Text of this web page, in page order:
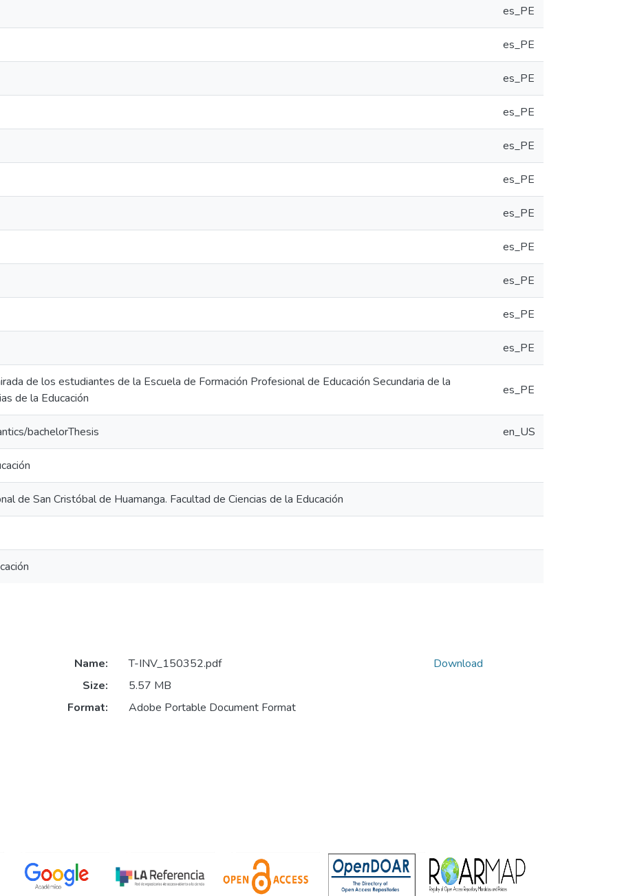
es_PE
es_PE
es_PE
es_PE
es_PE
es_PE
es_PE
es_PE
es_PE
es_PE
es_PE
de los estudiantes de la Escuela de Formación Profesional de Educación Secundaria de la
de la Educación
es_PE
bachelorThesis en_US
de San Cristóbal de Huamanga. Facultad de Ciencias de la Educación
Name:
T-INV_150352.pdf
Size:
5.57 MB
Format:
Adobe Portable Document Format
Download